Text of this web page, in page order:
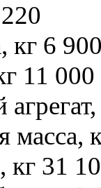
кг 6
11 000
масса,
кг 31